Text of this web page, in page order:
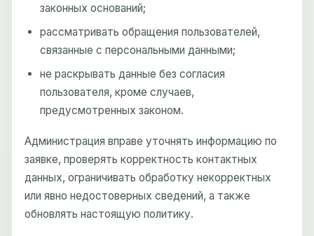
законных оснований;
рассматривать обращения пользователей,
связанные с персональными данными;
не раскрывать данные без согласия
пользователя, кроме случаев,
предусмотренных законом.
Администрация вправе уточнять информацию по
заявке, проверять корректность контактных
данных, ограничивать обработку некорректных
или явно недостоверных сведений, а также
обновлять настоящую политику.